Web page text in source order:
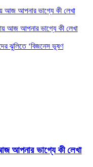
আজ আপনার ভাগ্যে কী লেখা
আজ আপনার ভাগ্যে কী লেখা
ঝুলিতে ‘বিজনেস ভূষণ
আপনার ভাগ্যে কী লেখা